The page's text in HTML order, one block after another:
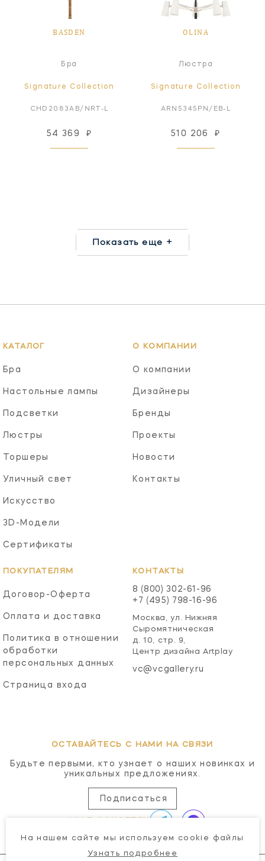
BASDEN
Бра
Signature Collection
CHD2083AB/NRT-L
54 369 ₽
OLINA
Люстра
Signature Collection
ARN5345PN/EB-L
510 206 ₽
Показать еще +
КАТАЛОГ
Бра
Настольные лампы
Подсветки
Люстры
Торшеры
Уличный свет
Искусство
3D-Модели
Сертификаты
О КОМПАНИИ
О компании
Дизайнеры
Бренды
Проекты
Новости
Контакты
ПОКУПАТЕЛЯМ
Договор-Оферта
Оплата и доставка
Политика в отношении
обработки
персональных данных
Страница входа
КОНТАКТЫ
8 (800) 302-61-96
+7 (495) 798-16-96
Москва, ул. Нижняя
Сыромятническая
д. 10, стр. 9,
Центр дизайна Artplay
vc@vcgallery.ru
ОСТАВАЙТЕСЬ С НАМИ НА СВЯЗИ
Будьте первыми, кто узнает о наших новинках и
уникальных предложениях.
Подписаться
На нашем сайте мы используем cookie файлы
Узнать подробнее